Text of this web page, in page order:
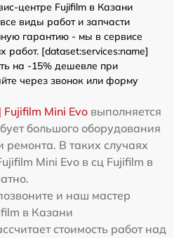
центре Fujifilm в Казани
виды работ и запчасти
гарантию - мы в сервисе
работ. [dataset:services:name]
на -15% дешевле при
через звонок или форму
Mini Evo выполняется
большого оборудования
ремонта. В таких случаях
Mini Evo в сц Fujifilm в
и наш мастер
в Казани
стоимость работ над